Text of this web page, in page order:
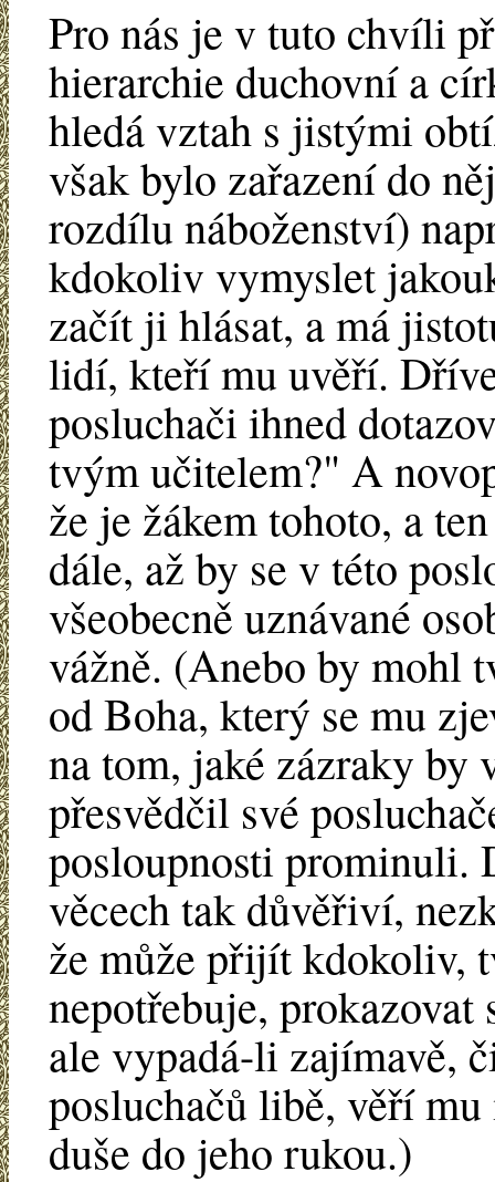
Pro nás je v tuto chvíli
hierarchie duchovní a
hledá vztah s jistými
však bylo zařazení do
rozdílu náboženství)
kdokoliv vymyslet
začít ji hlásat, a má
lidí, kteří mu uvěří.
posluchači ihned
tvým učitelem?" A
že je žákem tohoto, a
dále, až by se v této
všeobecně uznávané
vážně. (Anebo by mohl
od Boha, který se mu
na tom, jaké zázraky
přesvědčil své
posloupnosti prominuli.
věcech tak důvěřiví,
že může přijít kdokoliv,
nepotřebuje, prokazovat
ale vypadá-li zajímavě,
posluchačů libě, věří
duše do jeho rukou.)